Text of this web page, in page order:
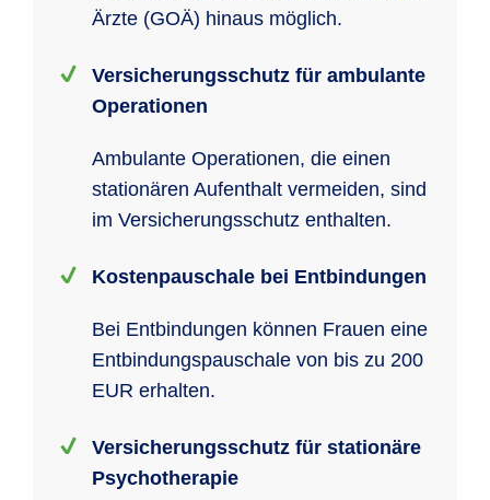
Ärzte (GOÄ) hinaus möglich.
Versicherungsschutz für ambulante
Operationen
Ambulante Operationen, die einen
stationären Aufenthalt vermeiden, sind
im Versicherungsschutz enthalten.
Kostenpauschale bei Entbindungen
Bei Entbindungen können Frauen eine
Entbindungspauschale von bis zu 200
EUR erhalten.
Versicherungsschutz für stationäre
Psychotherapie